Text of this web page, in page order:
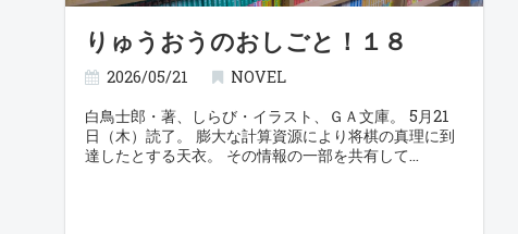
りゅうおうのおしごと！１８
2026/05/21
NOVEL
白鳥士郎・著、しらび・イラスト、ＧＡ文庫。 5月21
日（木）読了。 膨大な計算資源により将棋の真理に到
達したとする天衣。 その情報の一部を共有して